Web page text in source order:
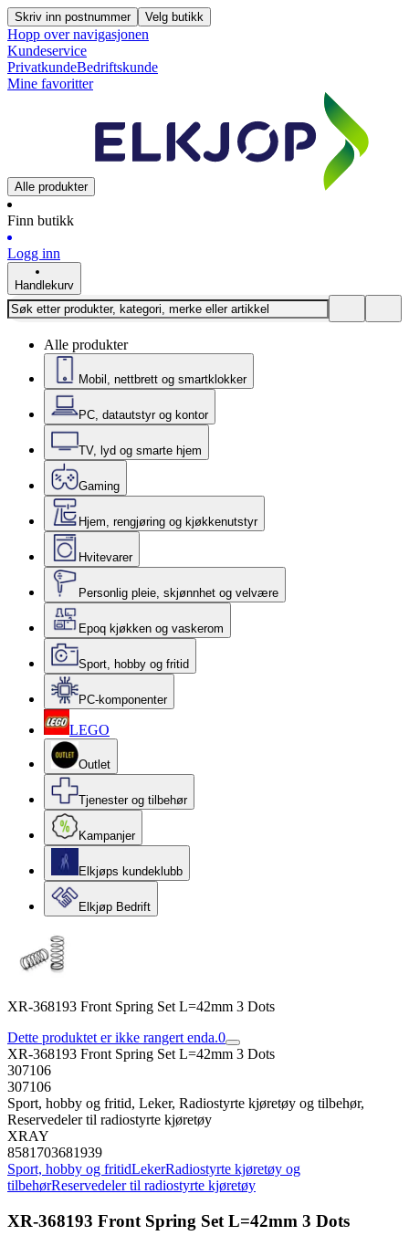
Skriv inn postnummer Velg butikk
Hopp over navigasjonen
Kundeservice
PrivatkundeBedriftskunde
Mine favoritter
Alle produkter
Finn butikk
Logg inn
Handlekurv
Alle produkter
Mobil, nettbrett og smartklokker
PC, datautstyr og kontor
TV, lyd og smarte hjem
Gaming
Hjem, rengjøring og kjøkkenutstyr
Hvitevarer
Personlig pleie, skjønnhet og velvære
Epoq kjøkken og vaskerom
Sport, hobby og fritid
PC-komponenter
LEGO
Outlet
Tjenester og tilbehør
Kampanjer
Elkjøps kundeklubb
Elkjøp Bedrift
XR-368193 Front Spring Set L=42mm 3 Dots
Dette produktet er ikke rangert enda.0
XR-368193 Front Spring Set L=42mm 3 Dots
307106
307106
Sport, hobby og fritid, Leker, Radiostyrte kjøretøy og tilbehør,
Reservedeler til radiostyrte kjøretøy
XRAY
8581703681939
Sport, hobby og fritidLekerRadiostyrte kjøretøy og
tilbehørReservedeler til radiostyrte kjøretøy
XR-368193 Front Spring Set L=42mm 3 Dots